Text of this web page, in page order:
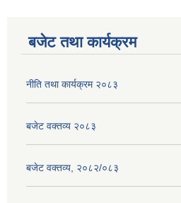
बजेट तथा कार्यक्रम
नीति तथा कार्यक्रम २०८३
बजेट वक्तव्य २०८३
बजेट वक्तव्य, २०८२/०८३